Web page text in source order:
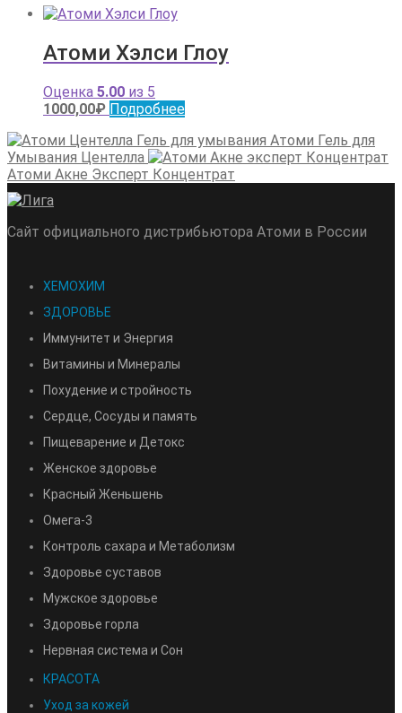
Атоми Хэлси Глоу
Оценка 5.00 из 5
1000,00₽ Подробнее
Атоми Гель для
Умывания Центелла
Атоми Акне Эксперт Концентрат
Сайт официального дистрибьютора Атоми в России
ХЕМОХИМ
ЗДОРОВЬЕ
Иммунитет и Энергия
Витамины и Минералы
Похудение и стройность
Сердце, Сосуды и память
Пищеварение и Детокс
Женское здоровье
Красный Женьшень
Омега-3
Контроль сахара и Метаболизм
Здоровье суставов
Мужское здоровье
Здоровье горла
Нервная система и Сон
КРАСОТА
Уход за кожей